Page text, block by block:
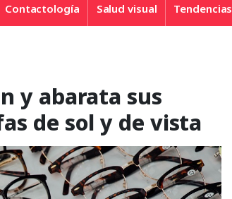
Contactología Salud visual Tendencias
y abarata sus
de sol y de vista